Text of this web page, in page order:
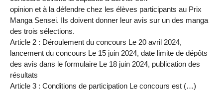
opinion et à la défendre chez les élèves participants au Prix
Manga Sensei. Ils doivent donner leur avis sur un des manga
des trois sélections.
Article 2 : Déroulement du concours Le 20 avril 2024,
lancement du concours Le 15 juin 2024, date limite de dépôts
des avis dans le formulaire Le 18 juin 2024, publication des
résultats
Article 3 : Conditions de participation Le concours est (…)